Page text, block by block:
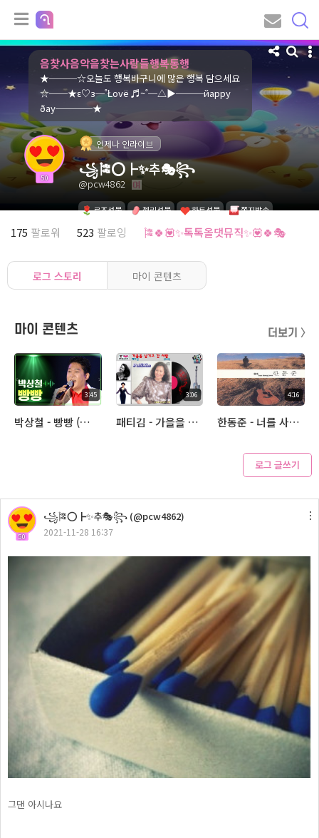
음찾사음악을찾는사람들행복동행
★───☆오늘도 행복바구니에 많은 행복 담으세요
☆──★ε♡з─˚Łοvё ♬~˚─△▶───йaрру
ðaу────★
50
언제나 인라이브
꧁🎏⭕┣✨추🎭꧂
@pcw4862
로즈선물 젤리선물 하트선물 쪽지발송
175 팔로워 523 팔로잉 🎏🍀💟✨톡톡올댓뮤직✨💟🍀🎭
로그 스토리 마이 콘텐츠
마이 콘텐츠 더보기 〉
3:45
박상철 - 빵빵 (아추라이브)
3:06
패티김 - 가을을 남기고 간 사랑 (아추라이브)
4:16
한동준 - 너를 사랑해 (아추라이브)
금잔디 - 나를 살게하는 사랑 (아추라이브)
로그 글쓰기
50
꧁🎏⭕┣✨추🎭꧂ (@pcw4862)
2021-11-28 16:37
그댄 아시나요